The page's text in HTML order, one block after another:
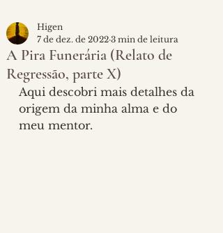
A Pira Funerária (Relato de
Regressão, parte X)
Higen
7 de dez. de 2022 3 min de leitura
Aqui descobri mais detalhes da
origem da minha alma e do
meu mentor.